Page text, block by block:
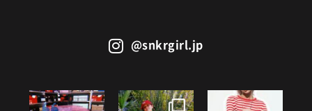
@snkrgirl.jp